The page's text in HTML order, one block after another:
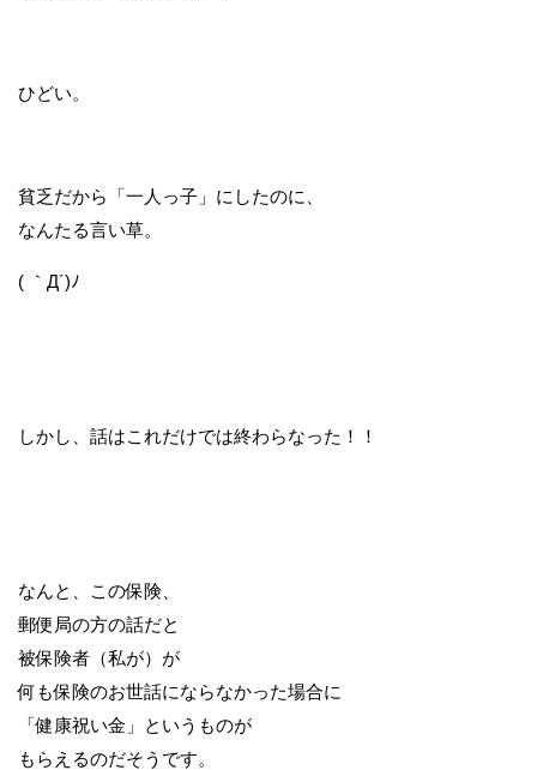
ひどい。
貧乏だから「一人っ子」にしたのに、
なんたる言い草。
( ｀Д´)ﾉ
しかし、話はこれだけでは終わらなった！！
なんと、この保険、
郵便局の方の話だと
被保険者（私が）が
何も保険のお世話にならなかった場合に
「健康祝い金」というものが
もらえるのだそうです。